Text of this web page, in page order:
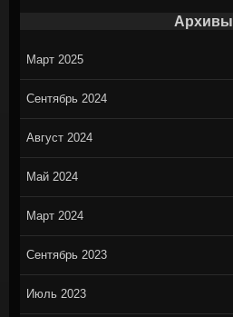
Архивы
Март 2025
Сентябрь 2024
Август 2024
Май 2024
Март 2024
Сентябрь 2023
Июль 2023